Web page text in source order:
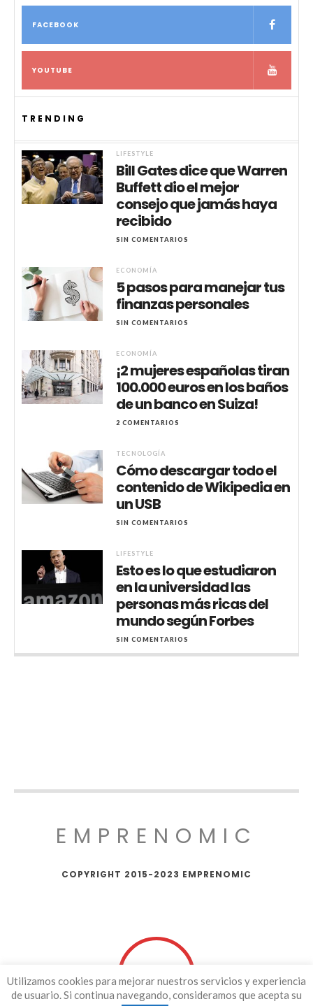
FACEBOOK
YOUTUBE
TRENDING
LIFESTYLE
Bill Gates dice que Warren
Buffett dio el mejor
consejo que jamás haya
recibido
SIN COMENTARIOS
ECONOMÍA
5 pasos para manejar tus
finanzas personales
SIN COMENTARIOS
ECONOMÍA
¡2 mujeres españolas tiran
100.000 euros en los baños
de un banco en Suiza!
2 COMENTARIOS
TECNOLOGÍA
Cómo descargar todo el
contenido de Wikipedia en
un USB
SIN COMENTARIOS
LIFESTYLE
Esto es lo que estudiaron
en la universidad las
personas más ricas del
mundo según Forbes
SIN COMENTARIOS
EMPRENOMIC
COPYRIGHT 2015-2023 EMPRENOMIC
Utilizamos cookies para mejorar nuestros servicios y experiencia
de usuario. Si continua navegando, consideramos que acepta su